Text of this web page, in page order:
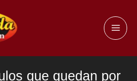
que quedan por